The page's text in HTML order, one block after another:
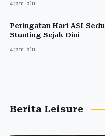
4 jam lalu
Peringatan Hari ASI
Stunting Sejak Dini
4 jam lalu
Berita Leisure